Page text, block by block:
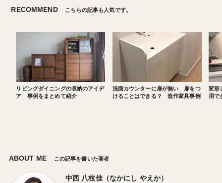
RECOMMEND こちらの記事も人気です。
リビングダイニングの収納のアイデ
ア 事例をまとめて紹介
洗面カウンターに扉が無い 扉をつ
けることはできる？ 造作家具事例
変形
用で
ABOUT ME この記事を書いた著者
中西 八枝佳（なかにし やえか）